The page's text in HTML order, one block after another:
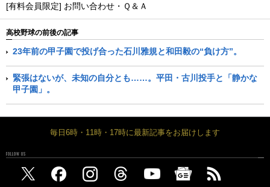
[有料会員限定] お問い合わせ・Ｑ＆Ａ
高校野球の前後の記事
23年前の甲子園で投げ合った石川雅規と和田毅の“負け方”。
緊張はないが、未知の自分とも……。平田・古川投手と「静かな
甲子園」。
毎日6時・11時・17時に最新記事をお届けします
FOLLOW US